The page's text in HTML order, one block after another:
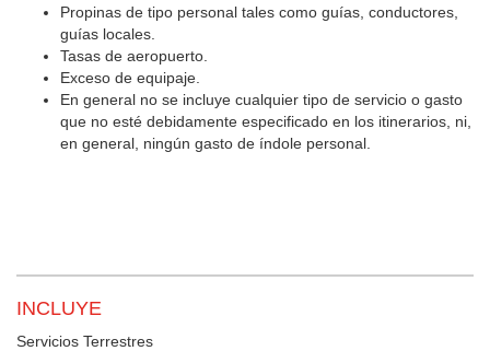
Propinas de tipo personal tales como guías, conductores,
guías locales.
Tasas de aeropuerto.
Exceso de equipaje.
En general no se incluye cualquier tipo de servicio o gasto
que no esté debidamente especificado en los itinerarios, ni,
en general, ningún gasto de índole personal.
INCLUYE
Servicios Terrestres